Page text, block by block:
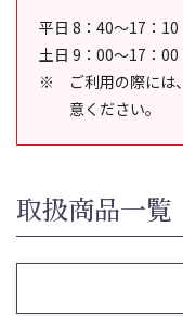
平日 8：40～17：10
土日 9：00～17：00
ご利用の際には
意ください。
取扱商品一覧